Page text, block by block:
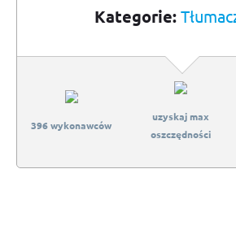
Kategorie:
396 wykonawców
uzyskaj max
oszczędności